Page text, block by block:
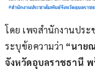
โดย เพจสำนักงานปร
ระบุข้อความว่า “นาย
จังหวัดอุบลราชธานี